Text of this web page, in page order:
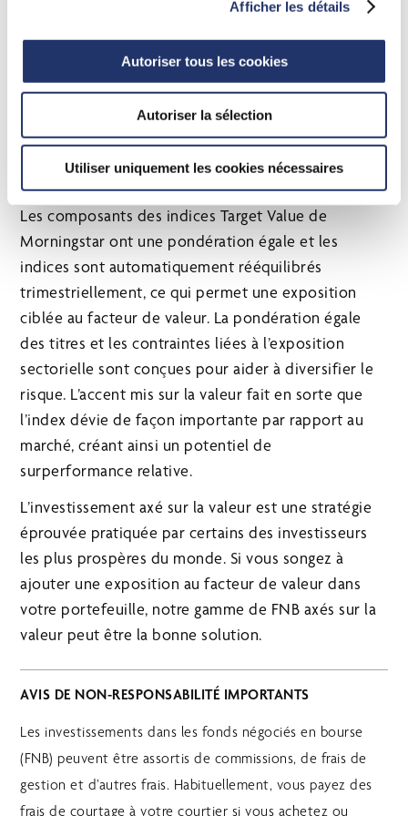
Afficher les détails
Autoriser tous les cookies
Autoriser la sélection
Utiliser uniquement les cookies nécessaires
Ratio cours-bénéfice
Cours/liquidités
Cours/valeur comptable
Cours/ventes
Révision de l’estimation du bénéfice par action
sur trois mois
Les composants des indices Target Value de
Morningstar ont une pondération égale et les
indices sont automatiquement rééquilibrés
trimestriellement, ce qui permet une exposition
ciblée au facteur de valeur. La pondération égale
des titres et les contraintes liées à l’exposition
sectorielle sont conçues pour aider à diversifier le
risque. L’accent mis sur la valeur fait en sorte que
l’index dévie de façon importante par rapport au
marché, créant ainsi un potentiel de
surperformance relative.
L’investissement axé sur la valeur est une stratégie
éprouvée pratiquée par certains des investisseurs
les plus prospères du monde. Si vous songez à
ajouter une exposition au facteur de valeur dans
votre portefeuille, notre gamme de FNB axés sur la
valeur peut être la bonne solution.
AVIS DE NON-RESPONSABILITÉ IMPORTANTS
Les investissements dans les fonds négociés en bourse
(FNB) peuvent être assortis de commissions, de frais de
gestion et d’autres frais. Habituellement, vous payez des
frais de courtage à votre courtier si vous achetez ou